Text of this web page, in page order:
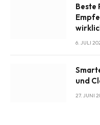
Beste
6. JULI
und
27. JUNI